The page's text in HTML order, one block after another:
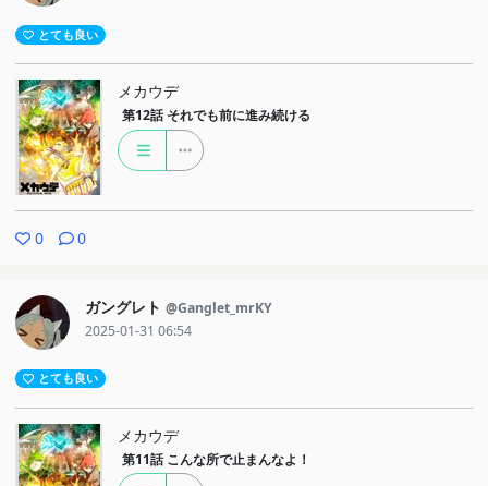
とても良い
メカウデ
第12話 それでも前に進み続ける
0 0
ガングレト @Ganglet_mrKY
2025-01-31 06:54
とても良い
メカウデ
第11話 こんな所で止まんなよ！